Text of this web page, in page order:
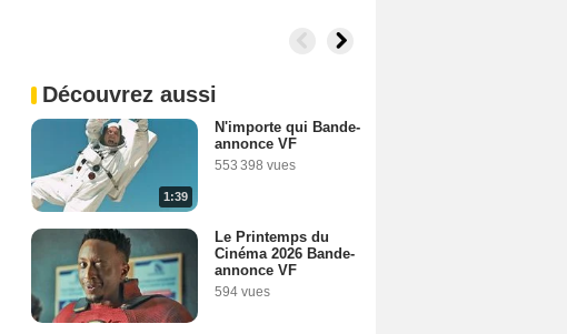
Découvrez aussi
1:39
N'importe qui Bande-
annonce VF
553 398 vues
Le Printemps du
Cinéma 2026 Bande-
annonce VF
594 vues